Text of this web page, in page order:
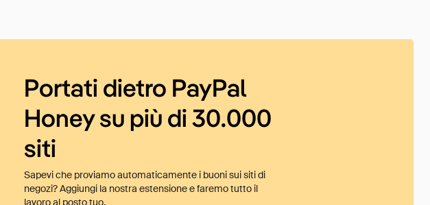
Portati dietro PayPal
Honey su più di 30.000
siti
Sapevi che proviamo automaticamente i buoni sui siti di
negozi? Aggiungi la nostra estensione e faremo tutto il
lavoro al posto tuo.